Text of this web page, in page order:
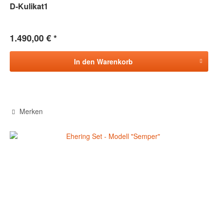
D-Kulikat1
1.490,00 € *
In den Warenkorb
Merken